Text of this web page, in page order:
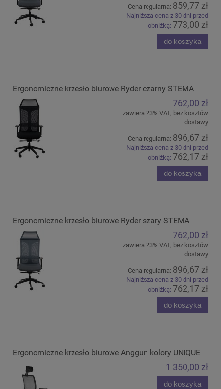
Cena regularna: 859,77 zł
Najniższa cena z 30 dni przed
obniżką: 773,00 zł
do koszyka
Ergonomiczne krzesło biurowe Ryder czarny STEMA
762,00 zł
zawiera 23% VAT, bez kosztów
dostawy
Cena regularna: 896,67 zł
Najniższa cena z 30 dni przed
obniżką: 762,17 zł
do koszyka
Ergonomiczne krzesło biurowe Ryder szary STEMA
762,00 zł
zawiera 23% VAT, bez kosztów
dostawy
Cena regularna: 896,67 zł
Najniższa cena z 30 dni przed
obniżką: 762,17 zł
do koszyka
Ergonomiczne krzesło biurowe Anggun kolory UNIQUE
1 350,00 zł
do koszyka